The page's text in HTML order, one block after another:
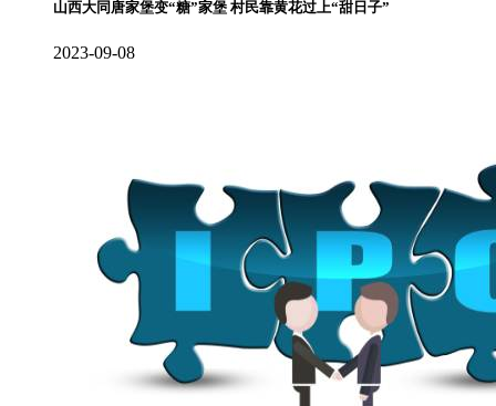
山西大同唐家堡变“糖”家堡 村民靠黄花过上“甜日子”
2023-09-08